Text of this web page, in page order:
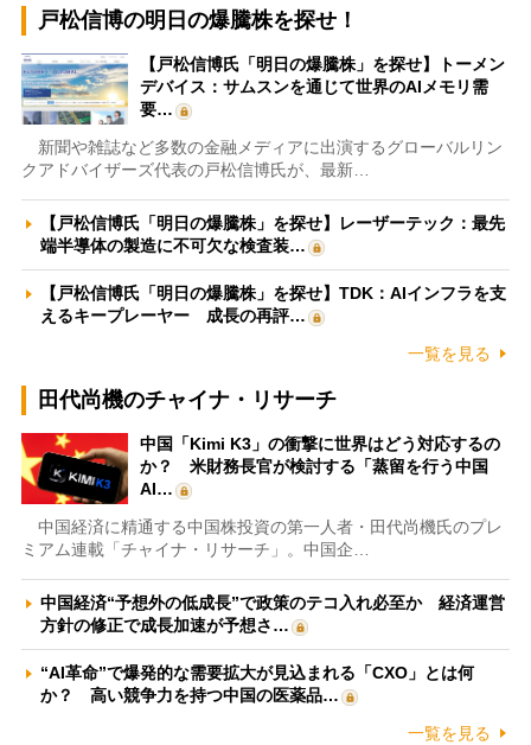
戸松信博の明日の爆騰株を探せ！
【戸松信博氏「明日の爆騰株」を探せ】トーメン
デバイス：サムスンを通じて世界のAIメモリ需
要…
新聞や雑誌など多数の金融メディアに出演するグローバルリン
クアドバイザーズ代表の戸松信博氏が、最新…
【戸松信博氏「明日の爆騰株」を探せ】レーザーテック：最先
端半導体の製造に不可欠な検査装…
【戸松信博氏「明日の爆騰株」を探せ】TDK：AIインフラを支
えるキープレーヤー 成長の再評…
一覧を見る
田代尚機のチャイナ・リサーチ
中国「Kimi K3」の衝撃に世界はどう対応するの
か？ 米財務長官が検討する「蒸留を行う中国
AI…
中国経済に精通する中国株投資の第一人者・田代尚機氏のプレ
ミアム連載「チャイナ・リサーチ」。中国企…
中国経済“予想外の低成長”で政策のテコ入れ必至か 経済運営
方針の修正で成長加速が予想さ…
“AI革命”で爆発的な需要拡大が見込まれる「CXO」とは何
か？ 高い競争力を持つ中国の医薬品…
一覧を見る